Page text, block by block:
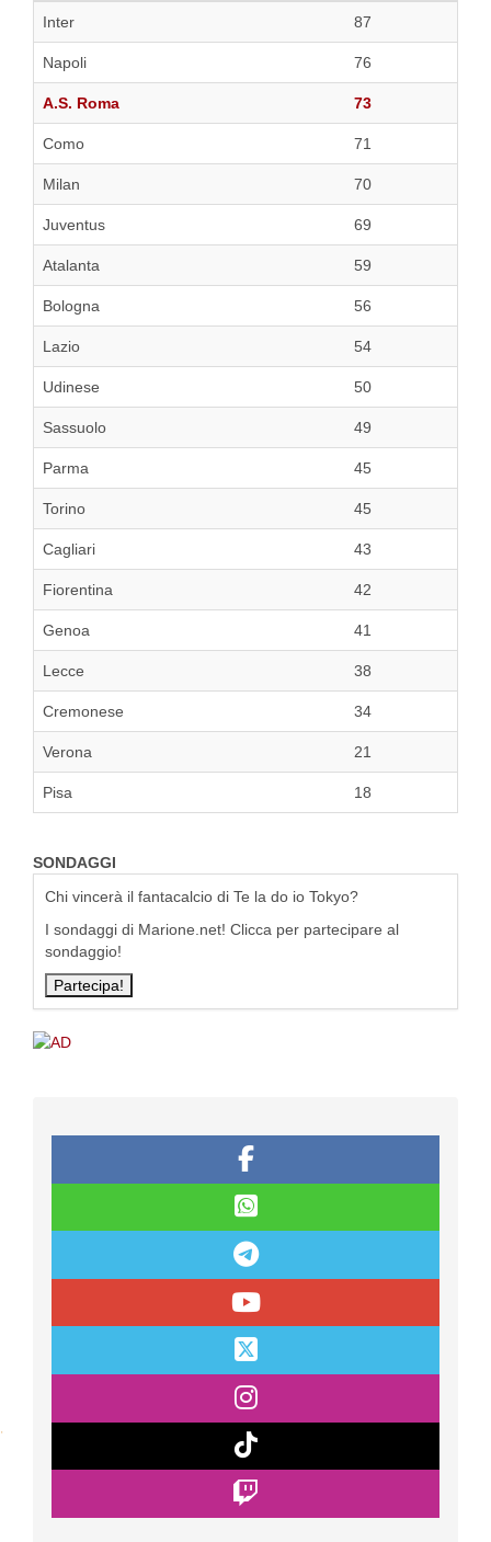
Inter
87
Napoli 76
A.S. Roma 73
Como 71
Milan 70
Juventus 69
Atalanta 59
Bologna 56
Lazio 54
Udinese 50
Sassuolo 49
Parma 45
Torino 45
Cagliari 43
Fiorentina 42
Genoa 41
Lecce 38
Cremonese 34
Verona 21
Pisa 18
SONDAGGI
Chi vincerà il fantacalcio di Te la do io Tokyo?
I sondaggi di Marione.net! Clicca per partecipare al
sondaggio!